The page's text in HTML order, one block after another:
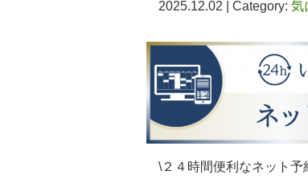
2025.12.02 | Category: 気
\２４時間便利なネット予